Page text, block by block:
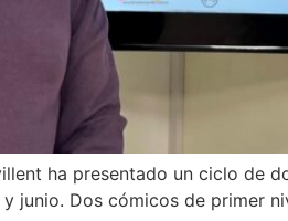
ha presentado un ciclo de
junio. Dos cómicos de primer